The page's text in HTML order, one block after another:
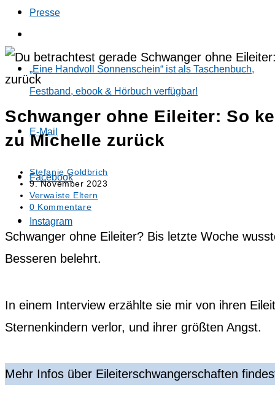
Presse
umschalten
„Eine Handvoll Sonnenschein“ ist als Taschenbuch,
Festband, ebook & Hörbuch verfügbar!
E-Mail
Facebook
Instagram
Schwanger ohne Eileiter: So
zu Michelle zurück
Beitrags-
Autor:
Stefanie Goldbrich
Beitrag
veröffentlicht:
9. November 2023
Beitrags-
Kategorie:
Verwaiste Eltern
Beitrags-
Kommentare:
0 Kommentare
Schwanger ohne Eileiter? Bis letzte Woche
Besseren belehrt.
In einem Interview erzählte sie mir von ihren
Sternenkindern verlor, und ihrer größten Angst.
Mehr Infos über Eileiterschwangerschaften